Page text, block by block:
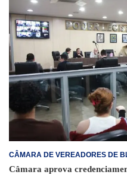
CÂMARA DE VEREADORES DE
Câmara aprova